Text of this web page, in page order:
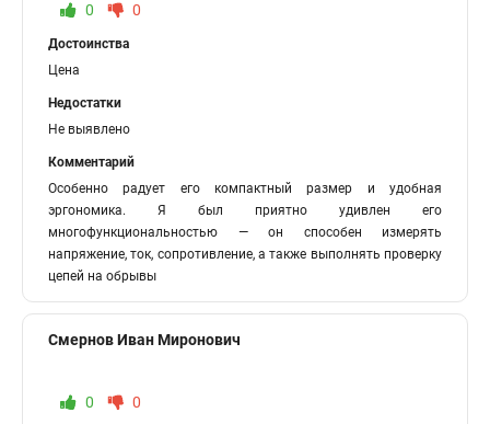
0 0
Достоинства
Цена
Недостатки
Не выявлено
Комментарий
Особенно радует его компактный размер и удобная
эргономика. Я был приятно удивлен его
многофункциональностью — он способен измерять
напряжение, ток, сопротивление, а также выполнять проверку
цепей на обрывы
Смернов Иван Миронович
0 0